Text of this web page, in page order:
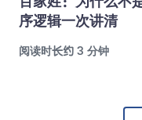
序逻辑一次讲清
阅读时长约 3 分钟